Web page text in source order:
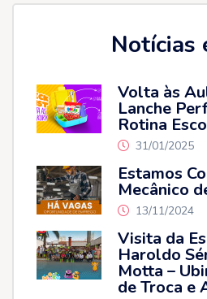
Notícias
Volta às
Lanche
Rotina
31/01/2025
Estamos
Mecânico
13/11/2024
Visita da
Haroldo
Motta –
de Troca e